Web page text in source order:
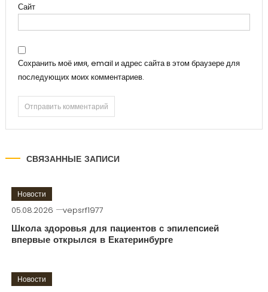
Сайт
Сохранить моё имя, email и адрес сайта в этом браузере для
последующих моих комментариев.
СВЯЗАННЫЕ ЗАПИСИ
Новости
05.08.2026 vepsrf1977
Школа здоровья для пациентов с эпилепсией
впервые открылся в Екатеринбурге
Новости